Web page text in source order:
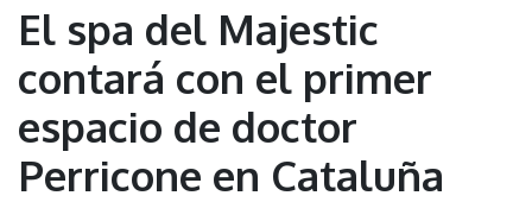
El spa del Majestic
contará con el primer
espacio de doctor
Perricone en Cataluña